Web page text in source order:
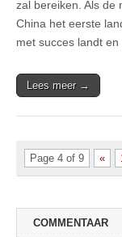
zal bereiken. Als de
China het eerste
met succes landt
Lees meer →
Page 4 of 9 «
COMMENTAAR